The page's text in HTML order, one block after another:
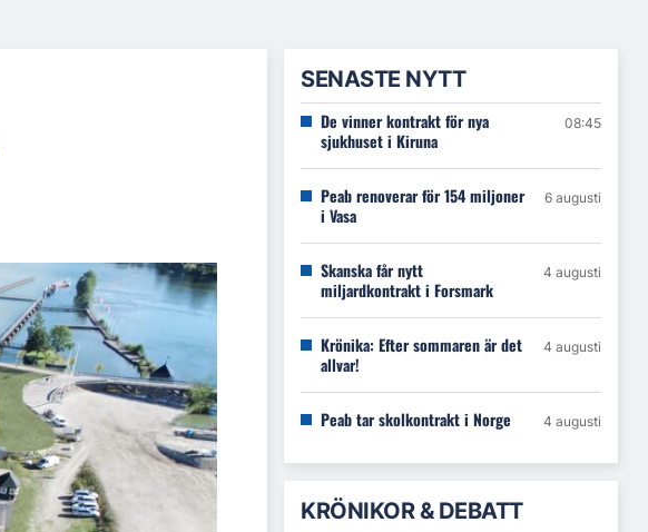
SENASTE NYTT
De vinner kontrakt för nya
sjukhuset i Kiruna
08:45
Peab renoverar för 154 miljoner
i Vasa
6 augusti
Skanska får nytt
miljardkontrakt i Forsmark
4 augusti
Krönika: Efter sommaren är det
allvar!
4 augusti
Peab tar skolkontrakt i Norge 4 augusti
KRÖNIKOR & DEBATT